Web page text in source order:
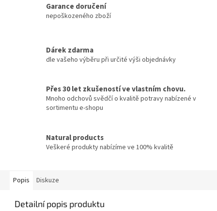
Garance doručení
nepoškozeného zboží
Dárek zdarma
dle vašeho výběru při určité výši objednávky
Přes 30 let zkušeností ve vlastním chovu.
Mnoho odchovů svědčí o kvalitě potravy nabízené v
sortimentu e-shopu
Natural products
Veškeré produkty nabízíme ve 100% kvalitě
Popis Diskuze
Detailní popis produktu